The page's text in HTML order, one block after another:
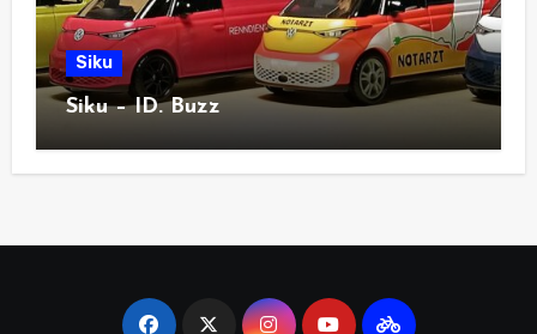
Siku
Siku – ID. Buzz